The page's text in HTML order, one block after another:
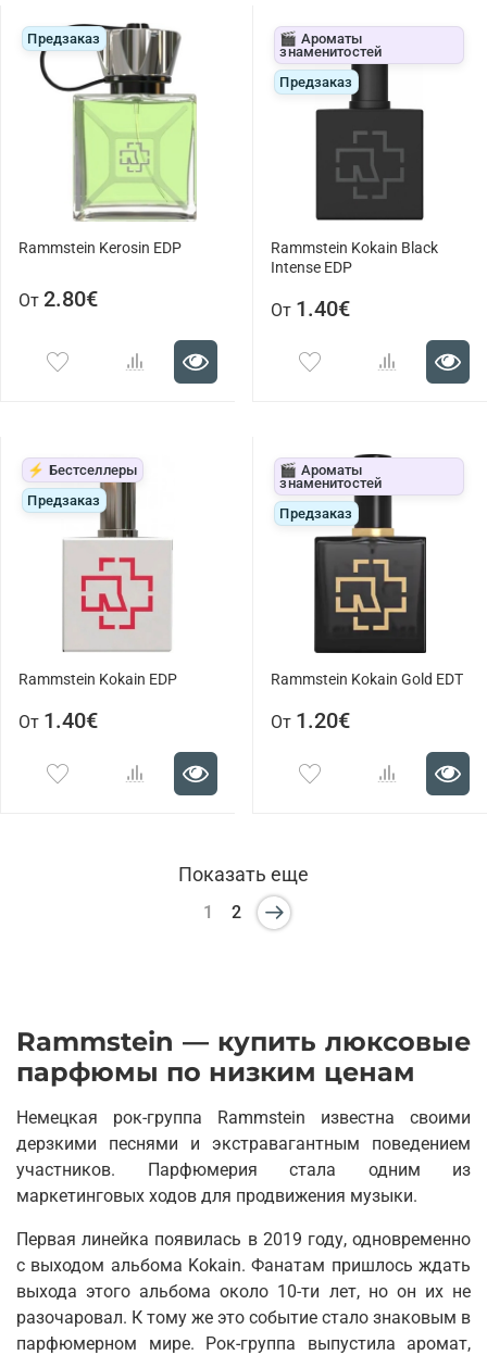
Предзаказ
Rammstein Kerosin EDP
От 2.80€
🎬 Ароматы
знаменитостей
Предзаказ
Rammstein Kokain Black
Intense EDP
От 1.40€
⚡ Бестселлеры
Предзаказ
Rammstein Kokain EDP
От 1.40€
🎬 Ароматы
знаменитостей
Предзаказ
Rammstein Kokain Gold EDT
От 1.20€
Показать еще
1 2
Rammstein — купить люксовые
парфюмы по низким ценам
Немецкая рок-группа Rammstein известна своими
дерзкими песнями и экстравагантным поведением
участников. Парфюмерия стала одним из
маркетинговых ходов для продвижения музыки.
Первая линейка появилась в 2019 году, одновременно
с выходом альбома Kokain. Фанатам пришлось ждать
выхода этого альбома около 10-ти лет, но он их не
разочаровал. К тому же это событие стало знаковым в
парфюмерном мире. Рок-группа выпустила аромат,